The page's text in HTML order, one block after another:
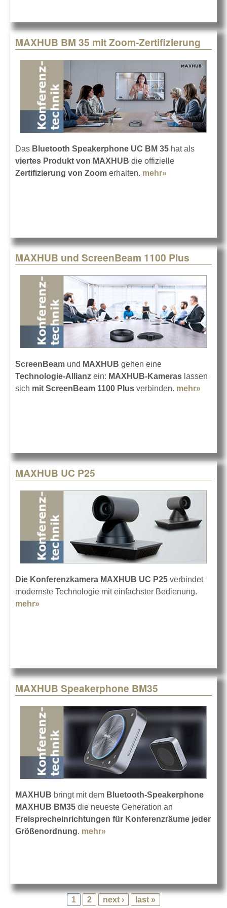
MAXHUB BM 35 mit Zoom-Zertifizierung
Das Bluetooth Speakerphone UC BM 35 hat als
viertes Produkt von MAXHUB die offizielle
Zertifizierung von Zoom erhalten. mehr»
MAXHUB und ScreenBeam 1100 Plus
ScreenBeam und MAXHUB gehen eine
Technologie-Allianz ein: MAXHUB-Kameras lassen
sich mit ScreenBeam 1100 Plus verbinden. mehr»
MAXHUB UC P25
Die Konferenzkamera MAXHUB UC P25 verbindet
modernste Technologie mit einfachster Bedienung.
mehr»
MAXHUB Speakerphone BM35
MAXHUB bringt mit dem Bluetooth-Speakerphone
MAXHUB BM35 die neueste Generation an
Freisprecheinrichtungen für Konferenzräume jeder
Größenordnung. mehr»
1 2 next › last »